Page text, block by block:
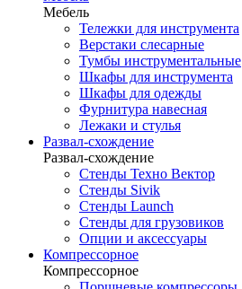
Мебель
Тележки для инструмента
Верстаки слесарные
Тумбы инструментальные
Шкафы для инструмента
Шкафы для одежды
Фурнитура навесная
Лежаки и стулья
Развал-схождение
Развал-схождение
Стенды Техно Вектор
Стенды Sivik
Стенды Launch
Стенды для грузовиков
Опции и аксессуары
Компрессорное
Компрессорное